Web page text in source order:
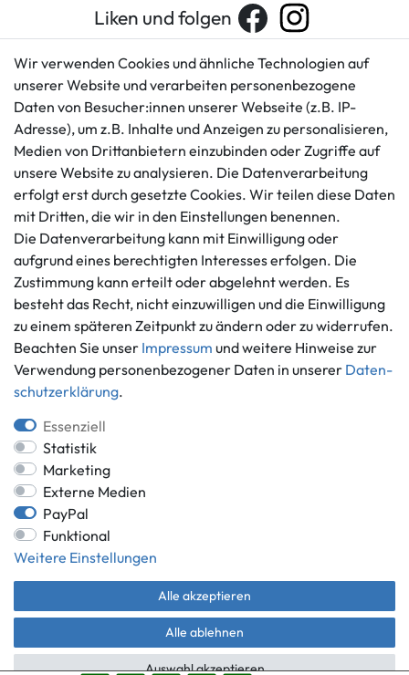
Liken und folgen
Kundenservice
+49 421 596586
Mo. - Fr. 9 - 16 Uhr
info@gameworld.de
Kontaktformular
Rechtliches
AGB
Impressum
Datenschutzerklärung
Barrierefreiheitserklärung
Widerrufs­recht
Vertrag widerrufen
Informationen
Ankauf
Über uns
Häufig gestellte Fragen
Zahlung und Versand
Batterieentsorgung
Zahlungsmöglichkeiten
*Alle Preise inkl. gesetzlicher MwSt.,
** gilt für Lieferungen innerhalb Deutschlands, Lieferzeiten für andere
Länder entnehmen Sie bitte der Schaltfläche mit den
Versandinformationen.
© Game World 2026 | Alle Rechte vorbehalten.
Wir verwenden Cookies und ähnliche Technologien auf
unserer Website und verarbeiten personenbezogene
Daten von Besucher:innen unserer Webseite (z.B. IP-
Adresse), um z.B. Inhalte und Anzeigen zu personalisieren,
Medien von Drittanbietern einzubinden oder Zugriffe auf
unsere Website zu analysieren. Die Datenverarbeitung
erfolgt erst durch gesetzte Cookies. Wir teilen diese Daten
mit Dritten, die wir in den Einstellungen benennen.
Die Datenverarbeitung kann mit Einwilligung oder
aufgrund eines berechtigten Interesses erfolgen. Die
Zustimmung kann erteilt oder abgelehnt werden. Es
besteht das Recht, nicht einzuwilligen und die Einwilligung
zu einem späteren Zeitpunkt zu ändern oder zu widerrufen.
Beachten Sie unser Impressum und weitere Hinweise zur
Verwendung personenbezogener Daten in unserer Daten­
schutz­erklärung.
Essenziell
Statistik
Marketing
Externe Medien
PayPal
Funktional
Weitere Einstellungen
Alle akzeptieren
Alle ablehnen
Auswahl akzeptieren